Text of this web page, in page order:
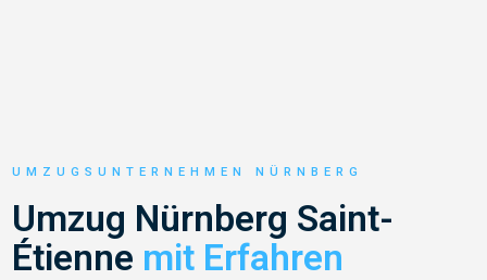
UMZUGSUNTERNEHMEN NÜRNBERG
Umzug Nürnberg Saint-
Étienne mit Erfahren